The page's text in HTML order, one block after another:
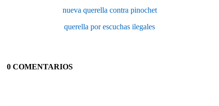
nueva querella contra pinochet
querella por escuchas ilegales
0 COMENTARIOS